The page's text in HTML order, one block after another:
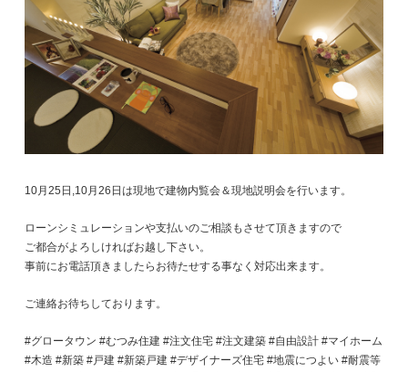
10月25日,10月26日は現地で建物内覧会＆現地説明会を行います。
ローンシミュレーションや支払いのご相談もさせて頂きますので
ご都合がよろしければお越し下さい。
事前にお電話頂きましたらお待たせする事なく対応出来ます。
ご連絡お待ちしております。
#グロータウン #むつみ住建 #注文住宅 #注文建築 #自由設計 #マイホーム
#木造 #新築 #戸建 #新築戸建 #デザイナーズ住宅 #地震につよい #耐震等